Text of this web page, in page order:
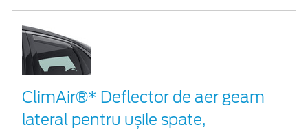
ClimAir®* Deflector de aer geam
lateral pentru ușile spate,